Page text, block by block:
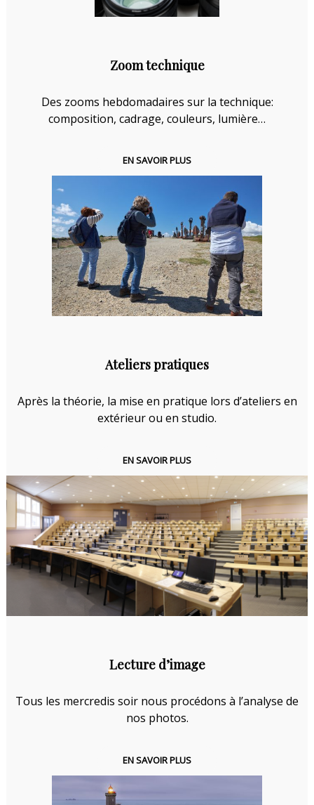
Zoom technique
Des zooms hebdomadaires sur la technique:
composition, cadrage, couleurs, lumière…
EN SAVOIR PLUS
Ateliers pratiques
Après la théorie, la mise en pratique lors d’ateliers en
extérieur ou en studio.
EN SAVOIR PLUS
Lecture d’image
Tous les mercredis soir nous procédons à l’analyse de
nos photos.
EN SAVOIR PLUS